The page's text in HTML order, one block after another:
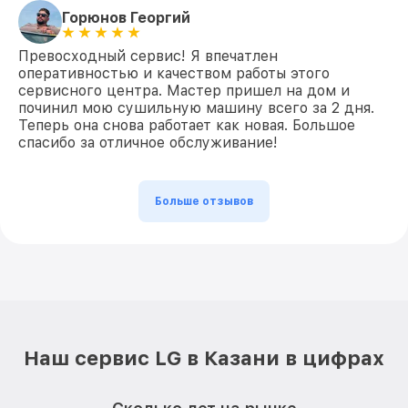
Горюнов Георгий
Превосходный сервис! Я впечатлен
оперативностью и качеством работы этого
сервисного центра. Мастер пришел на дом и
починил мою сушильную машину всего за 2 дня.
Теперь она снова работает как новая. Большое
спасибо за отличное обслуживание!
Больше отзывов
Наш сервис LG в Казани в цифрах